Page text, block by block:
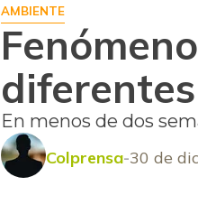
AMBIENTE
En menos de dos
Colprensa 30 de